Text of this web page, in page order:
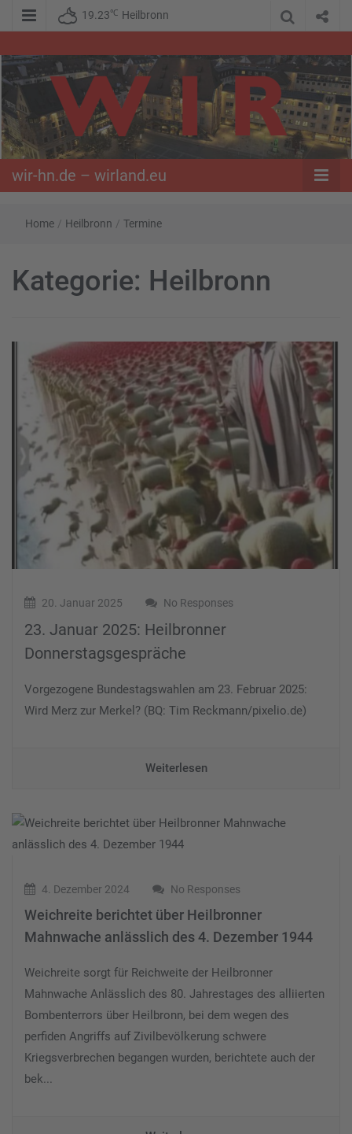
19.23℃ Heilbronn
wir-hn.de –
wirland.eu
wir-hn.de – wirland.eu
Home / Heilbronn / Termine
Kategorie: Heilbronn
20. Januar 2025 No Responses
23. Januar 2025: Heilbronner
Donnerstagsgespräche
Vorgezogene Bundestagswahlen am 23. Februar 2025:
Wird Merz zur Merkel? (BQ: Tim Reckmann/pixelio.de)
Weiterlesen
4. Dezember 2024 No Responses
Weichreite berichtet über Heilbronner
Mahnwache anlässlich des 4. Dezember 1944
Weichreite sorgt für Reichweite der Heilbronner
Mahnwache Anlässlich des 80. Jahrestages des alliierten
Bombenterrors über Heilbronn, bei dem wegen des
perfiden Angriffs auf Zivilbevölkerung schwere
Kriegsverbrechen begangen wurden, berichtete auch der
bek...